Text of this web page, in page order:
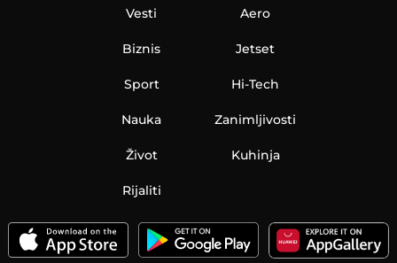
Vesti
Biznis
Sport
Nauka
Aero
Jetset
Hi-Tech
Zanimljivosti
Život Kuhinja
Rijaliti